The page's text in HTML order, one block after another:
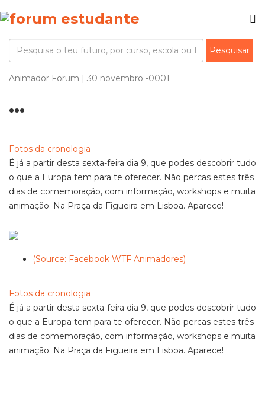
Animador Forum | 30 novembro -0001
...
Fotos da cronologia
É já a partir desta sexta-feira dia 9, que podes descobrir tudo
o que a Europa tem para te oferecer. Não percas estes três
dias de comemoração, com informação, workshops e muita
animação. Na Praça da Figueira em Lisboa. Aparece!
(Source: Facebook WTF Animadores)
Fotos da cronologia
É já a partir desta sexta-feira dia 9, que podes descobrir tudo
o que a Europa tem para te oferecer. Não percas estes três
dias de comemoração, com informação, workshops e muita
animação. Na Praça da Figueira em Lisboa. Aparece!